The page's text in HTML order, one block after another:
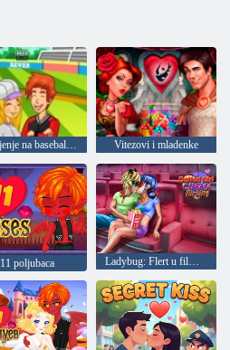
Ljubljenje na baseball terenu Vitezovi i mladenke
11 poljubaca Ladybug: Flert u filmovima